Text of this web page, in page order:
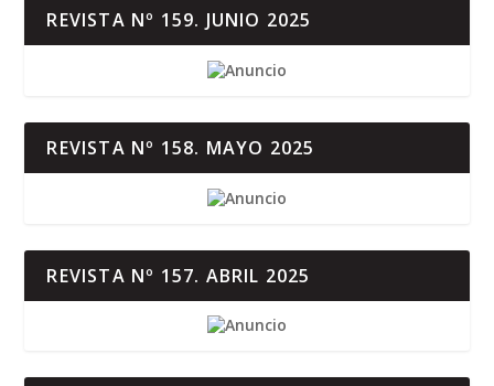
REVISTA Nº 159. JUNIO 2025
REVISTA Nº 158. MAYO 2025
REVISTA Nº 157. ABRIL 2025